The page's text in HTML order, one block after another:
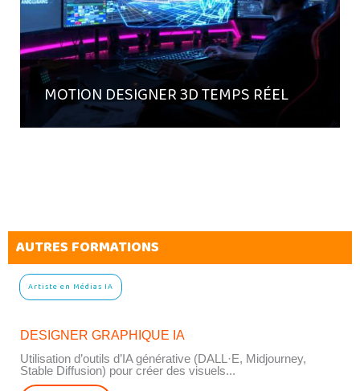
MOTION DESIGNER 3D TEMPS RÉEL
AUTRES FORMATIONS
Artiste en Médias IA
DESIGNER GRAPHIQUE IA
Utilisation d’outils d’IA générative (DALL·E, Midjourney,
Stable Diffusion) pour créer des visuels...